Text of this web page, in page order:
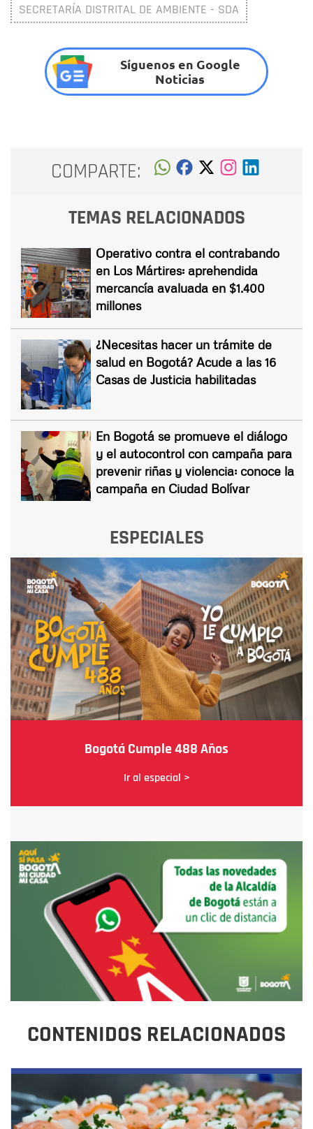
SECRETARÍA DISTRITAL DE AMBIENTE - SDA
Síguenos en Google
Noticias
COMPARTE:
TEMAS RELACIONADOS
Operativo contra el contrabando
en Los Mártires: aprehendida
mercancía avaluada en $1.400
millones
¿Necesitas hacer un trámite de
salud en Bogotá? Acude a las 16
Casas de Justicia habilitadas
En Bogotá se promueve el diálogo
y el autocontrol con campaña para
prevenir riñas y violencia: conoce la
campaña en Ciudad Bolívar
ESPECIALES
Bogotá Cumple 488 Años
Ir al especial >
CONTENIDOS RELACIONADOS